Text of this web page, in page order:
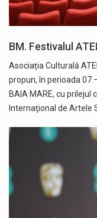
BM. Festivalul
Asociația Culturală
propun, în perioada 07 –
BAIA MARE, cu prilejul
Internaţional de Artele